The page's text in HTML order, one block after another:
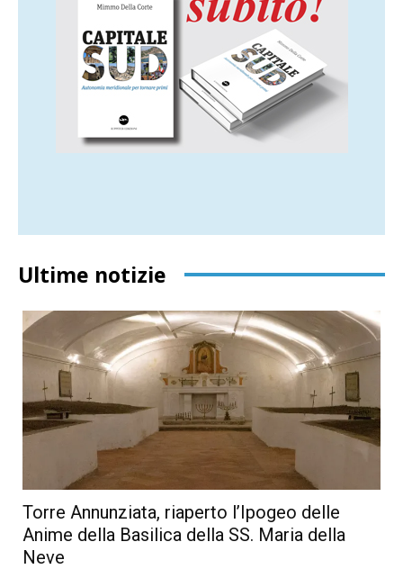
Ultime notizie
Torre Annunziata, riaperto l’Ipogeo delle
Anime della Basilica della SS. Maria della
Neve